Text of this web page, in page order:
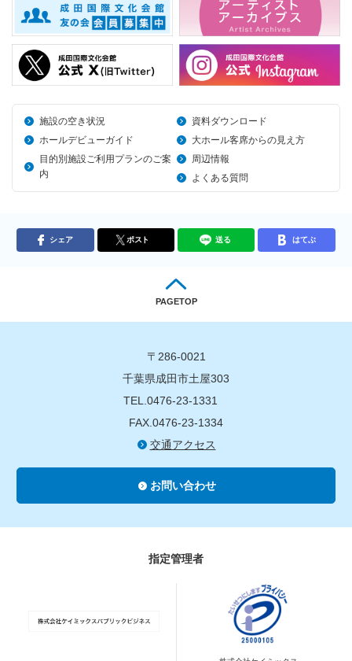
施設の空き状況
資料ダウンロード
ホールデビューガイド
大ホール客席からの見え方
目的別施設ご利用プランのご案
内
周辺情報
よくある質問
シェア ポスト 送る はてぶ
PAGETOP
〒286-0021
千葉県成田市土屋303
TEL.0476-23-1331
FAX.0476-23-1334
交通アクセス
お問い合わせ
指定管理者